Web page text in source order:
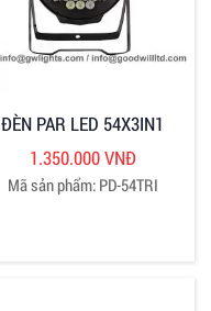
ĐÈN PAR LED 54X3IN1
1.350.000 VNĐ
Mã sản phẩm: PD-54TRI